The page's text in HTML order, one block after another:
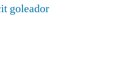
goleador